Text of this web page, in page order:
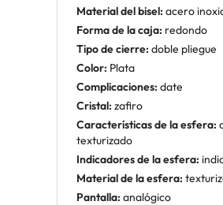
Material del bisel: acero
Forma de la caja: redondo
Tipo de cierre: doble pliegue
Color: Plata
Complicaciones: date
Cristal: zafiro
Características de la esfera:
texturizado
Indicadores de la esfera:
Material de la esfera:
Pantalla: analógico